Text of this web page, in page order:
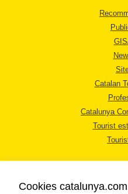
Catalan
Catalunya
Tourist
Cookies catalunya.com